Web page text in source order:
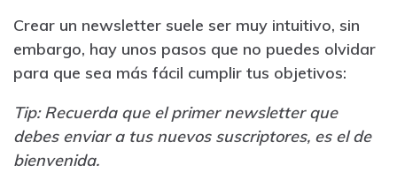
Crear un newsletter suele ser muy intuitivo, sin
embargo, hay unos pasos que no puedes olvidar
para que sea más fácil cumplir tus objetivos:
Tip: Recuerda que el primer newsletter que
debes enviar a tus nuevos suscriptores, es el de
bienvenida.